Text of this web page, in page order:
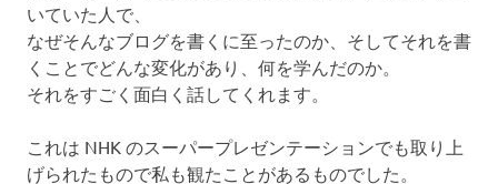
いていた人で、
なぜそんなブログを書くに至ったのか、そしてそれを書
くことでどんな変化があり、何を学んだのか。
それをすごく面白く話してくれます。
これは NHK のスーパープレゼンテーションでも取り上
げられたもので私も観たことがあるものでした。